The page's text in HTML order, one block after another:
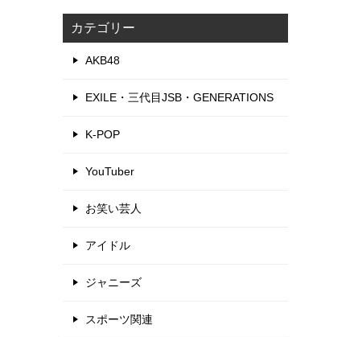
カテゴリー
AKB48
EXILE・三代目JSB・GENERATIONS
K-POP
YouTuber
お笑い芸人
アイドル
ジャニーズ
スポーツ関連